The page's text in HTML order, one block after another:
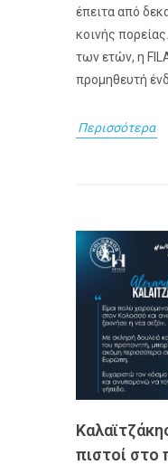
έπειτα από
κοινής
των ετών, η
προμηθευτή
Περισσότερα
πιστοί στο